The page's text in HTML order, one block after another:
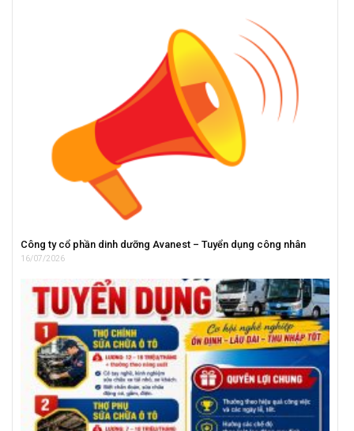
Công ty cổ phần dinh dưỡng Avanest – Tuyển dụng công nhân
16/07/2026